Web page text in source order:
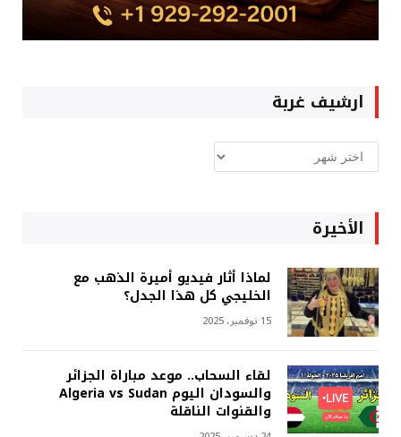
ارشيف غربة
ارشيف
غربة
الأخيرة
لماذا أثار فيديو أميرة الذهب مع
الخليجي كل هذا الجدل؟
15 نوفمبر، 2025
لقاء السحاب.. موعد مباراة الجزائر
والسودان اليوم Algeria vs Sudan
والقنوات الناقلة